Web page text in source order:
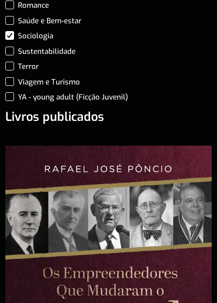
Romance
Saúde e Bem-estar
Sociologia
Sustentabilidade
Terror
Viagem e Turismo
YA - young adult (Ficção Juvenil)
Livros publicados